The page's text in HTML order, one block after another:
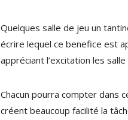
Quelques salle de jeu un
écrire lequel ce benefice est
appréciant l’excitation les
Chacun pourra compter dans
créent beaucoup facilité la